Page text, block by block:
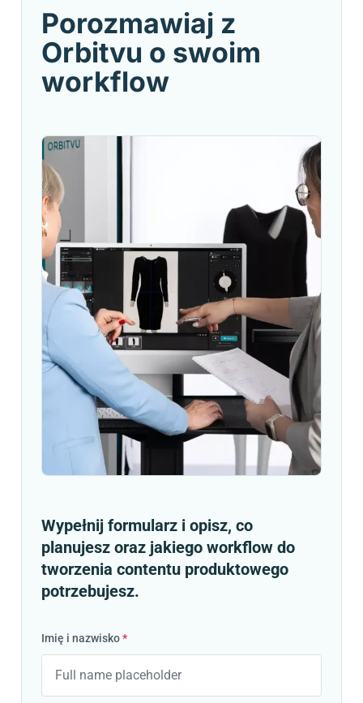
Porozmawiaj z
Orbitvu o swoim
workflow
Wypełnij formularz i opisz, co
planujesz oraz jakiego workflow do
tworzenia contentu produktowego
potrzebujesz.
Imię i nazwisko*